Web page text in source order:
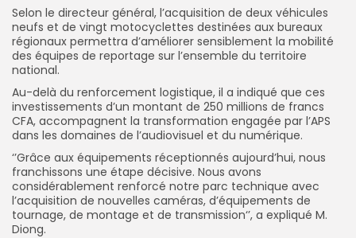
Selon le directeur général, l’acquisition de deux véhicules
neufs et de vingt motocyclettes destinées aux bureaux
régionaux permettra d’améliorer sensiblement la mobilité
des équipes de reportage sur l’ensemble du territoire
national.
Au-delà du renforcement logistique, il a indiqué que ces
investissements d’un montant de 250 millions de francs
CFA, accompagnent la transformation engagée par l’APS
dans les domaines de l’audiovisuel et du numérique.
‘’Grâce aux équipements réceptionnés aujourd’hui, nous
franchissons une étape décisive. Nous avons
considérablement renforcé notre parc technique avec
l’acquisition de nouvelles caméras, d’équipements de
tournage, de montage et de transmission‘’, a expliqué M.
Diong.